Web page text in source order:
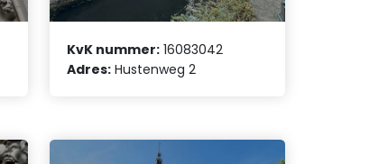
KvK nummer: 16083042
Adres: Hustenweg 2